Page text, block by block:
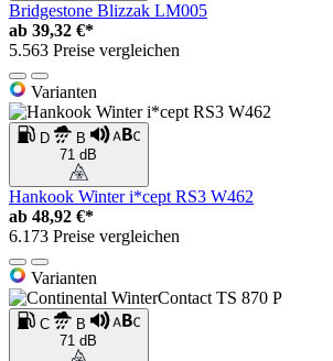
Bridgestone Blizzak LM005
ab 39,32 €*
5.563 Preise vergleichen
Varianten
D
B
71 dB
Hankook Winter i*cept RS3 W462
ab 48,92 €*
6.173 Preise vergleichen
Varianten
C
B
71 dB